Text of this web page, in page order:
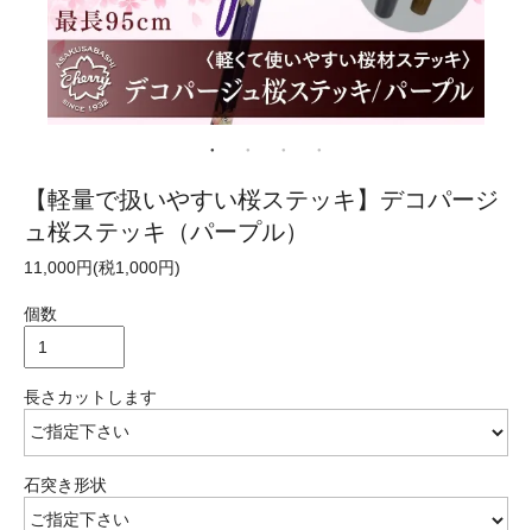
【軽量で扱いやすい桜ステッキ】デコパージ
ュ桜ステッキ（パープル）
11,000円(税1,000円)
個数
長さカットします
石突き形状